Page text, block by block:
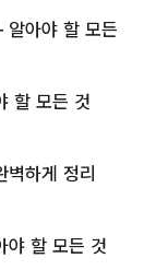
아야 할 모든
할 모든 것
하게 정리
야 할 모든 것